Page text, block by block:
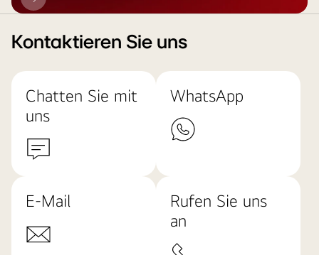
Aktualisieren
Kontaktieren Sie uns
Chatten Sie mit
uns
WhatsApp
E-Mail
Rufen Sie uns
an